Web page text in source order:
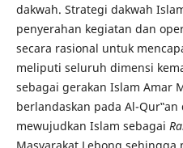
dakwah. Strategi dakwah
penyerahan kegiatan dan
secara rasional untuk
meliputi seluruh dimensi
sebagai gerakan Islam Amar
berlandaskan pada Al-
mewujudkan Islam sebagai